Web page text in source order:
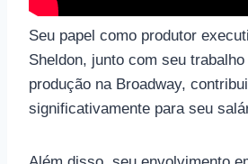
Seu papel como produtor
Sheldon, junto com seu
produção na Broadway,
significativamente para seu